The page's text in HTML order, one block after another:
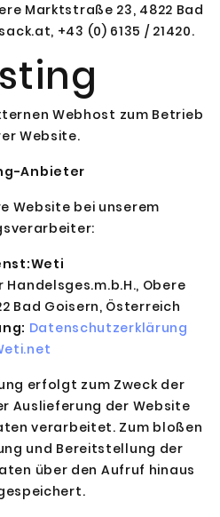
Marktstraße 23, 4822 Bad
+43 (0) 6135 / 21420.
Webhost zum Betrieb
Website.
Anbieter
Website bei unserem
Handelsges.m.b.H., Obere
Bad Goisern, Österreich
Datenschutzerklärung
erfolgt zum Zweck der
Auslieferung der Website
verarbeitet. Zum bloßen
und Bereitstellung der
über den Aufruf hinaus